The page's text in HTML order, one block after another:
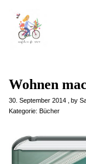
Wohnen
30. September 2014 by
Kategorie: Bücher